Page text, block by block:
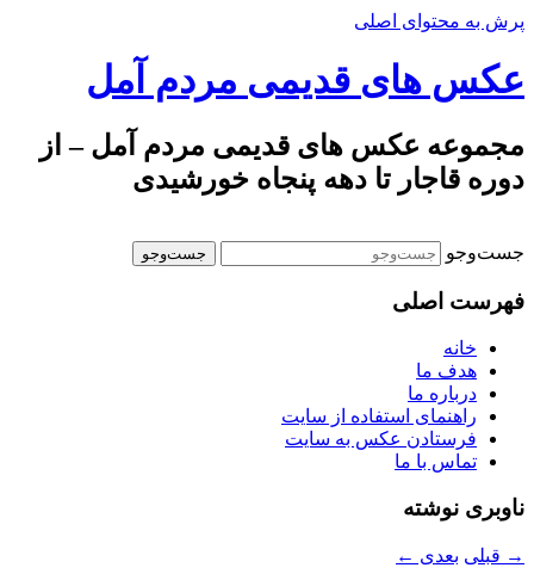
پرش به محتوای اصلی
عکس های قدیمی مردم آمل
مجموعه عکس های قدیمی مردم آمل – از
دوره قاجار تا دهه پنجاه خورشیدی
جست‌وجو
فهرست اصلی
خانه
هدف ما
درباره ما
راهنمای استفاده از سایت
فرستادن عکس به سایت
تماس با ما
ناوبری نوشته
→ قبلی بعدی ←